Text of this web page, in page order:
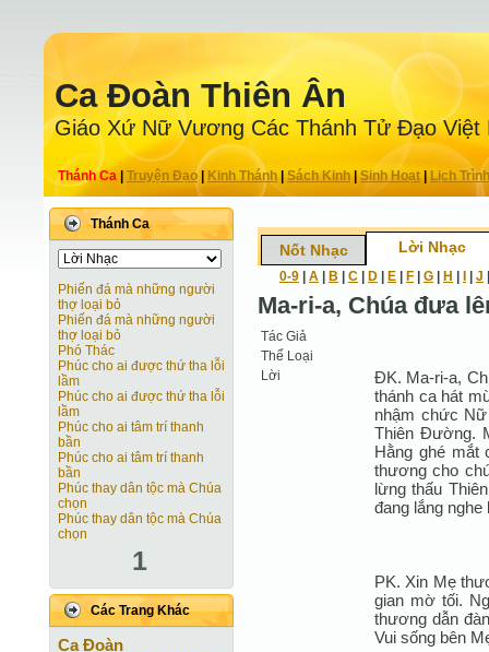
Ca Ðoàn Thiên Ân
Giáo Xứ Nữ Vương Các Thánh Tử Ðạo Việt
Thánh Ca Truyện Ðạo| Kinh Thánh Sách Kinh|Sinh Hoạt| Lịch Trình
Thánh Ca
Phiến đá mà những người
thợ loại bỏ
Phiến đá mà những người
thợ loại bỏ
Phó Thác
Phúc cho ai được thứ tha lỗi
lầm
Phúc cho ai được thứ tha lỗi
lầm
Phúc cho ai tâm trí thanh
bần
Phúc cho ai tâm trí thanh
bần
Phúc thay dân tộc mà Chúa
chọn
Phúc thay dân tộc mà Chúa
chọn
1
Các Trang Khác
Ca Ðoàn
Nốt Nhạc Lời Nhạc
0-9 A B C D E F G H J
Ma-ri-a, Chúa đưa
Tác Giả
Thể Loại
Lời
ÐK. Ma-ri-a,
thánh ca hát
nhậm chức
Thiên Ðường.
Hằng ghé mắt
thương cho
lừng thấu
đang lắng nghe
PK. Xin Mẹ
gian mờ tối.
thương dẫn
Vui sống bên